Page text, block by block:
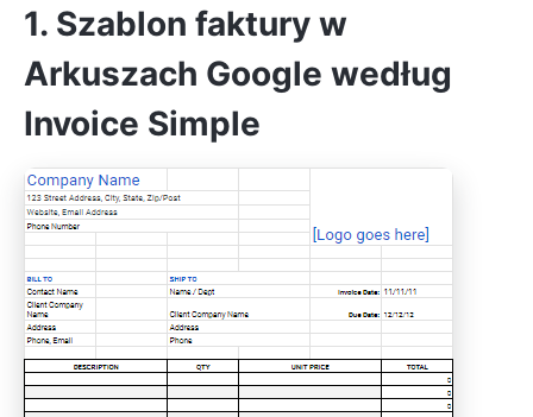
1. Szablon faktury w
Arkuszach Google według
Invoice Simple